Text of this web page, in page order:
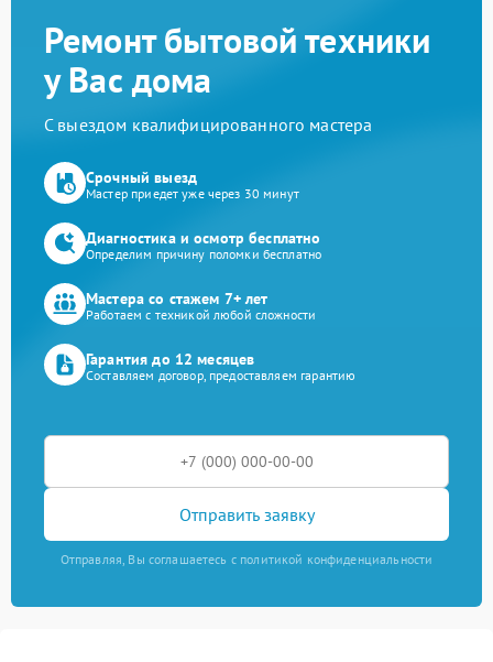
Ремонт бытовой техники
у Вас дома
С выездом квалифицированного мастера
Срочный выезд
Мастер приедет уже через 30 минут
Диагностика и осмотр бесплатно
Определим причину поломки бесплатно
Мастера со стажем 7+ лет
Работаем с техникой любой сложности
Гарантия до 12 месяцев
Составляем договор, предоставляем гарантию
Отправить заявку
Отправляя, Вы соглашаетесь с политикой конфиденциальности